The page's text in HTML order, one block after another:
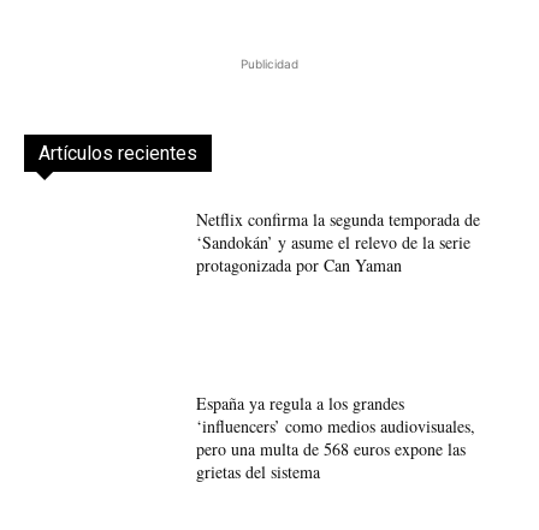
Publicidad
Artículos recientes
Netflix confirma la segunda temporada de
‘Sandokán’ y asume el relevo de la serie
protagonizada por Can Yaman
España ya regula a los grandes
‘influencers’ como medios audiovisuales,
pero una multa de 568 euros expone las
grietas del sistema